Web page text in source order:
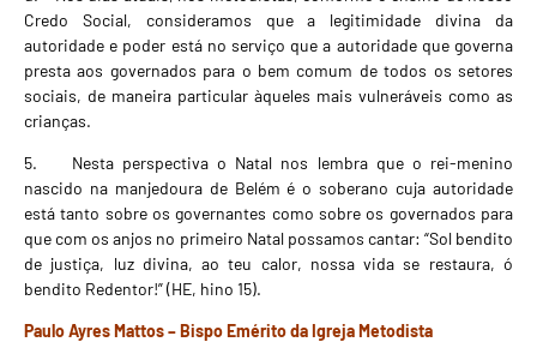
Credo Social, consideramos que a legitimidade divina da
autoridade e poder está no serviço que a autoridade que governa
presta aos governados para o bem comum de todos os setores
sociais, de maneira particular àqueles mais vulneráveis como as
crianças.
5. Nesta perspectiva o Natal nos lembra que o rei-menino
nascido na manjedoura de Belém é o soberano cuja autoridade
está tanto sobre os governantes como sobre os governados para
que com os anjos no primeiro Natal possamos cantar: “Sol bendito
de justiça, luz divina, ao teu calor, nossa vida se restaura, ó
bendito Redentor!” (HE, hino 15).
Paulo Ayres Mattos – Bispo Emérito da Igreja Metodista